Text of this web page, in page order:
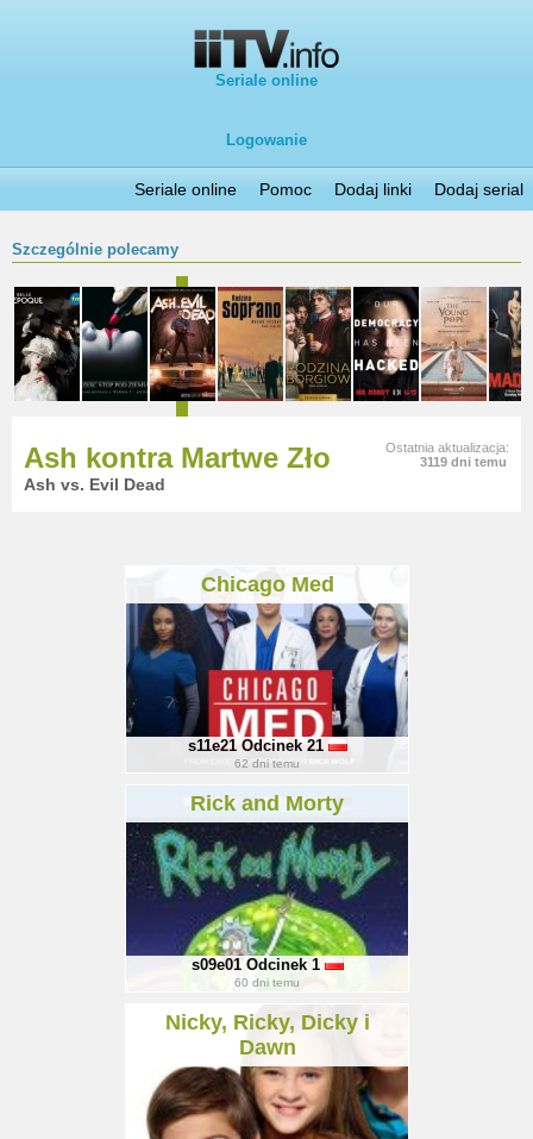
Seriale online
Logowanie
Seriale online Pomoc Dodaj linki Dodaj serial
Szczególnie polecamy
Ostatnia aktualizacja:
3055 dni temu
Rodzina Soprano
The Sopranos
Chicago Med
s11e21Odcinek 21
62 dni temu
Rick and Morty
s09e01Odcinek 1
60 dni temu
Nicky, Ricky, Dicky i
Dawn